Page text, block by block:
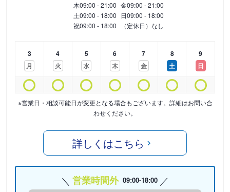
木09:00 - 21:00 金09:00 - 21:00
土09:00 - 18:00 日09:00 - 18:00
祝09:00 - 18:00 （定休日）なし
3
月
4
火
5
水
6
木
7
金
8
土
9
日
※営業日・相談可能日が変更となる場合もございます。詳細はお問い合
わせください。
詳しくはこちら
営業時間外 09:00-18:00